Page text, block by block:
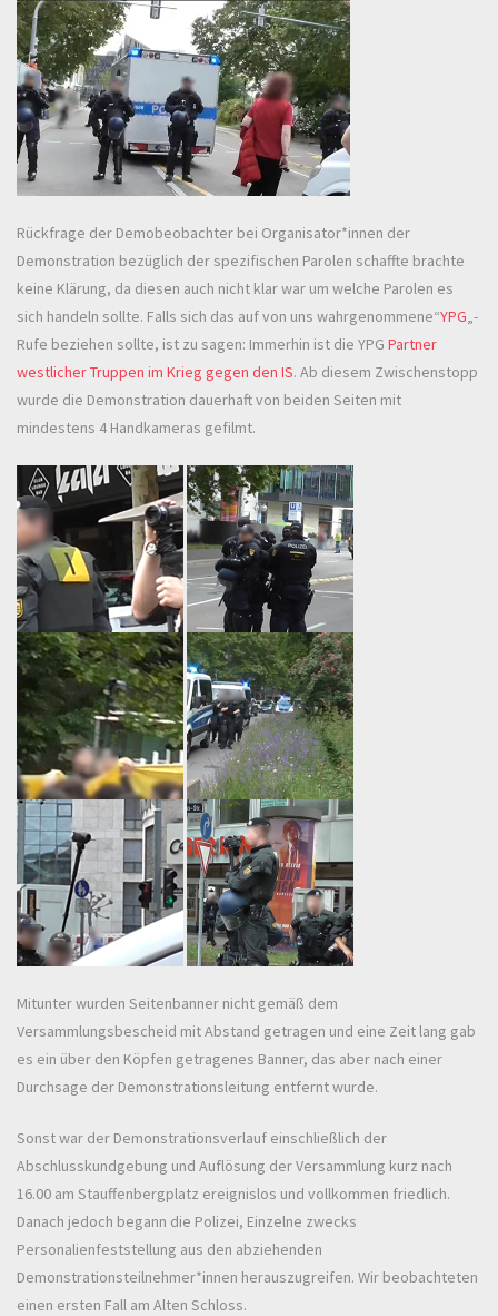
Rückfrage der Demobeobachter bei Organisator*innen der
Demonstration bezüglich der spezifischen Parolen schaffte brachte
keine Klärung, da diesen auch nicht klar war um welche Parolen es
sich handeln sollte. Falls sich das auf von uns wahrgenommene“YPG „-
Rufe beziehen sollte, ist zu sagen: Immerhin ist die YPG Partner
westlicher Truppen im Krieg gegen den IS. Ab diesem Zwischenstopp
wurde die Demonstration dauerhaft von beiden Seiten mit
mindestens 4 Handkameras gefilmt.
Mitunter wurden Seitenbanner nicht gemäß dem
Versammlungsbescheid mit Abstand getragen und eine Zeit lang gab
es ein über den Köpfen getragenes Banner, das aber nach einer
Durchsage der Demonstrationsleitung entfernt wurde.
Sonst war der Demonstrationsverlauf einschließlich der
Abschlusskundgebung und Auflösung der Versammlung kurz nach
16.00 am Stauffenbergplatz ereignislos und vollkommen friedlich.
Danach jedoch begann die Polizei, Einzelne zwecks
Personalienfeststellung aus den abziehenden
Demonstrationsteilnehmer*innen herauszugreifen. Wir beobachteten
einen ersten Fall am Alten Schloss.